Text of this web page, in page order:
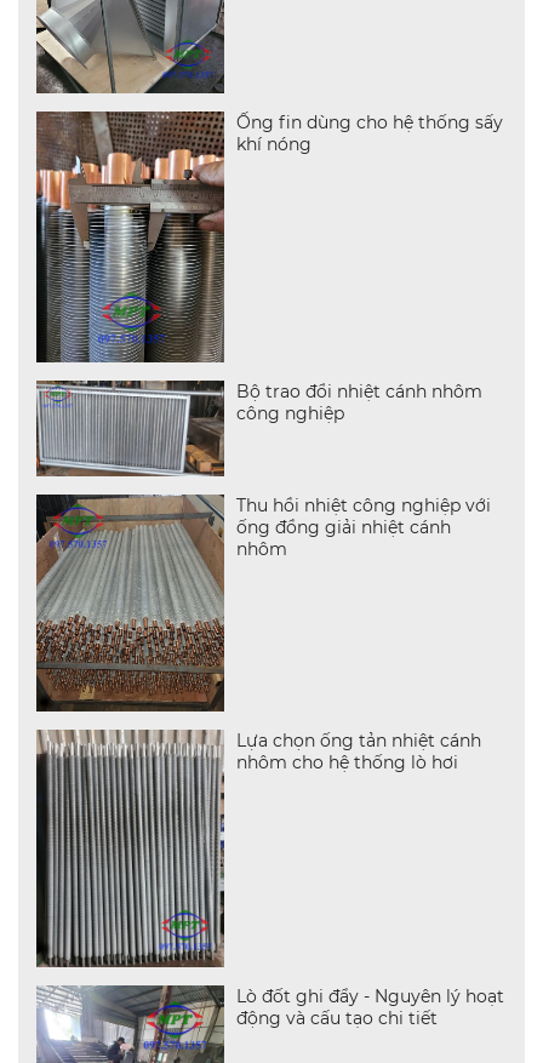
Ống fin dùng cho hệ thống sấy
khí nóng
Bộ trao đổi nhiệt cánh nhôm
công nghiệp
Thu hồi nhiệt công nghiệp với
ống đồng giải nhiệt cánh
nhôm
Lựa chọn ống tản nhiệt cánh
nhôm cho hệ thống lò hơi
Lò đốt ghi đẩy - Nguyên lý hoạt
động và cấu tạo chi tiết